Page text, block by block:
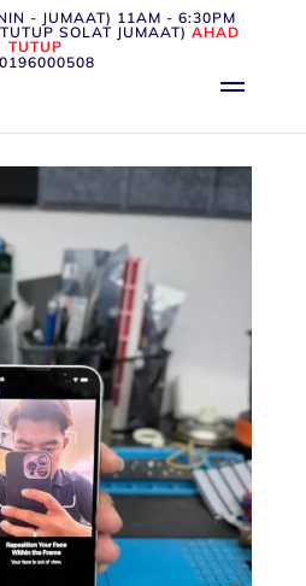
- JUMAAT) 11AM - 6:30PM
SOLAT JUMAAT) AHAD
TUTUP